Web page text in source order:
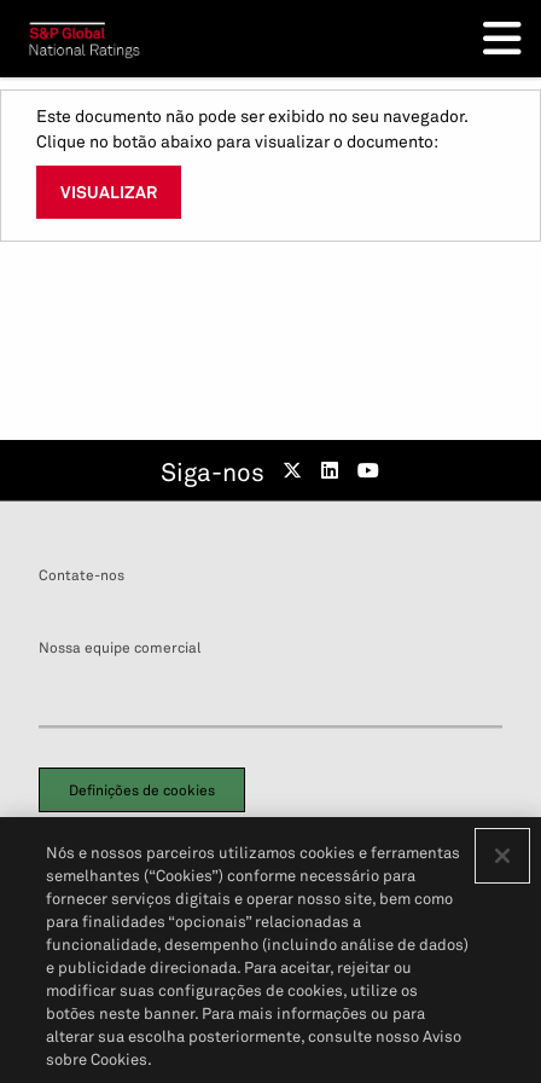
Este documento não pode ser exibido no seu navegador.
Clique no botão abaixo para visualizar o documento:
VISUALIZAR
Siga-nos
Contate-nos
Nossa equipe comercial
Definições de cookies
Política de PrivacidadePortal de privacidade do cliente (em inglês)
Não Venda Minhas Informações Pessoais© 2026 S&P Global
Nós e nossos parceiros utilizamos cookies e ferramentas
semelhantes (“Cookies”) conforme necessário para
fornecer serviços digitais e operar nosso site, bem como
para finalidades “opcionais” relacionadas a
funcionalidade, desempenho (incluindo análise de dados)
e publicidade direcionada. Para aceitar, rejeitar ou
modificar suas configurações de cookies, utilize os
botões neste banner. Para mais informações ou para
alterar sua escolha posteriormente, consulte nosso Aviso
sobre Cookies.